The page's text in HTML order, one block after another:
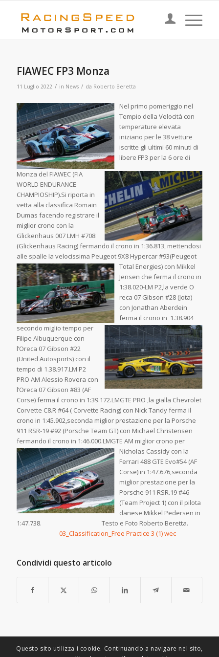
FIAWEC FP3 Monza
11 Luglio 2022 / in News / da Roberto Beretta
Nel primo pomeriggio nel
Tempio della Velocità con
temperature elevata
iniziano per le 38 vetture
iscritte gli ultimi 60 minuti di
libere FP3 per la 6 ore di
Monza del FIAWEC (FIA
WORLD ENDURANCE
CHAMPIOSHIP).Si riporta in
vetta alla classifica Romain
Dumas facendo registrare il
miglior crono con la
Glickenhaus 007 LMH #708
(Glickenhaus Racing) fermando il crono in 1:36.813, mettendosi
alle spalle la velocissima Peugeot 9X8 Hypercar #93(Peugeot
Total Energies) con Mikkel
Jensen che ferma il crono in
1:38.020-LM P2,la verde O
reca 07 Gibson #28 (Jota)
con Jonathan Aberdein
ferma il crono in 1.38.904
secondo miglio tempo per
Filipe Albuquerque con
l’Oreca 07 Gibson #22
(United Autosports) con il
tempo di 1.38.917.LM P2
PRO AM Alessio Rovera con
l’Oreca 07 Gibson #83 (AF
Corse) ferma il crono in 1:39.172.LMGTE PRO ,la gialla Chevrolet
Corvette C8.R #64 ( Corvette Racing) con Nick Tandy ferma il
crono in 1:45.902,seconda miglior prestazione per la Porsche
911 RSR-19 #92 (Porsche Team GT) con Michael Christensen
fermando il crono in 1:46.000.LMGTE AM miglior crono per
Nicholas Cassidy con la
Ferrari 488 GTE Evo#54 (AF
Corse) in 1:47.676,seconda
miglior prestazione per la
Porsche 911 RSR.19 #46
(Team Project 1) con il pilota
danese Mikkel Pedersen in
1:47.738. Testo e Foto Roberto Beretta.
03_Classification_Free Practice 3 (1) wec
Condividi questo articolo
Questo sito utilizza i cookie. Continuando a navigare nel sito,